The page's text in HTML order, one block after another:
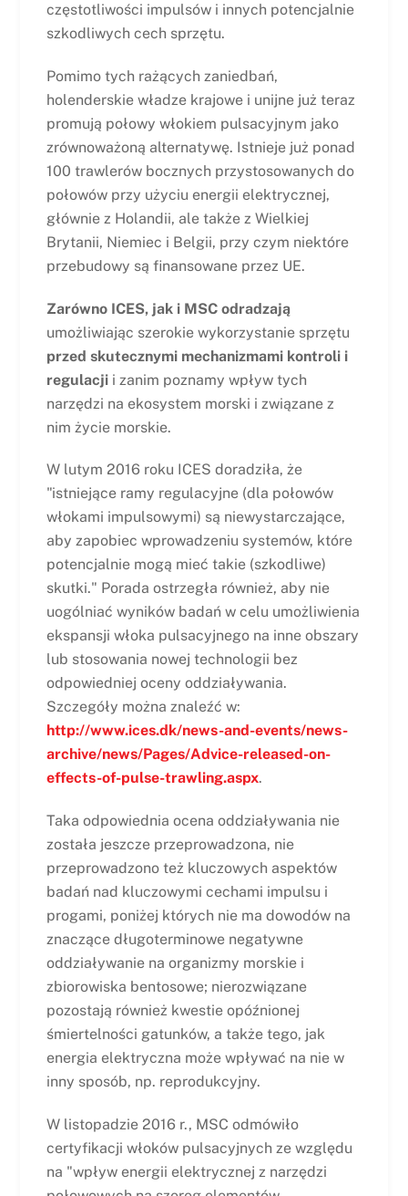
częstotliwości impulsów i innych potencjalnie
szkodliwych cech sprzętu.
Pomimo tych rażących zaniedbań,
holenderskie władze krajowe i unijne już teraz
promują połowy włokiem pulsacyjnym jako
zrównoważoną alternatywę. Istnieje już ponad
100 trawlerów bocznych przystosowanych do
połowów przy użyciu energii elektrycznej,
głównie z Holandii, ale także z Wielkiej
Brytanii, Niemiec i Belgii, przy czym niektóre
przebudowy są finansowane przez UE.
Zarówno ICES, jak i MSC odradzają
umożliwiając szerokie wykorzystanie sprzętu
przed skutecznymi mechanizmami kontroli i
regulacjii zanim poznamy wpływ tych
narzędzi na ekosystem morski i związane z
nim życie morskie.
W lutym 2016 roku ICES doradziła, że
"istniejące ramy regulacyjne (dla połowów
włokami impulsowymi) są niewystarczające,
aby zapobiec wprowadzeniu systemów, które
potencjalnie mogą mieć takie (szkodliwe)
skutki." Porada ostrzegła również, aby nie
uogólniać wyników badań w celu umożliwienia
ekspansji włoka pulsacyjnego na inne obszary
lub stosowania nowej technologii bez
odpowiedniej oceny oddziaływania.
Szczegóły można znaleźć w:
http://www.ices.dk/news-and-events/news-
archive/news/Pages/Advice-released-on-
effects-of-pulse-trawling.aspx.
Taka odpowiednia ocena oddziaływania nie
została jeszcze przeprowadzona, nie
przeprowadzono też kluczowych aspektów
badań nad kluczowymi cechami impulsu i
progami, poniżej których nie ma dowodów na
znaczące długoterminowe negatywne
oddziaływanie na organizmy morskie i
zbiorowiska bentosowe; nierozwiązane
pozostają również kwestie opóźnionej
śmiertelności gatunków, a także tego, jak
energia elektryczna może wpływać na nie w
inny sposób, np. reprodukcyjny.
W listopadzie 2016 r., MSC odmówiło
certyfikacji włoków pulsacyjnych ze względu
na "wpływ energii elektrycznej z narzędzi